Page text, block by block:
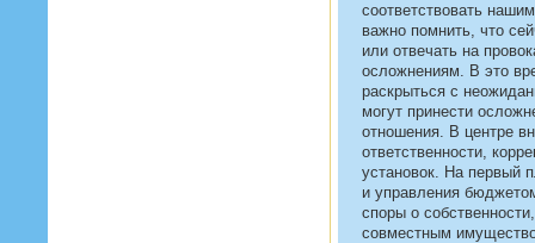
соответствовать
важно помнить, что
или отвечать на
осложнениям. В это
раскрыться с
могут принести
отношения. В центре
ответственности,
установок. На первый
и управления
споры о
совместным